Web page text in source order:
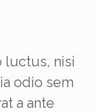
luctus, nisi
odio sem
a ante